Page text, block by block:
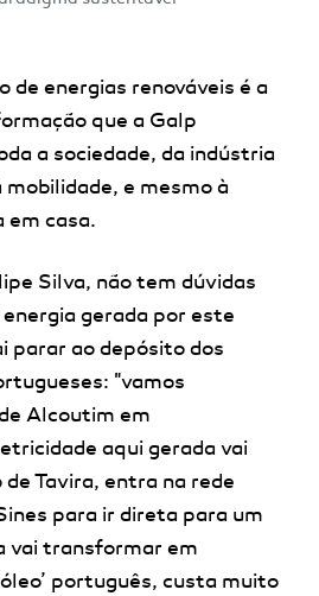
de energias renováveis é a
que a Galp
a sociedade, da indústria
e mesmo à
em casa.
Silva, não tem dúvidas
gerada por este
parar ao depósito dos
"vamos
Alcoutim em
aqui gerada vai
Tavira, entra na rede
para ir direta para um
vai transformar em
português, custa muito